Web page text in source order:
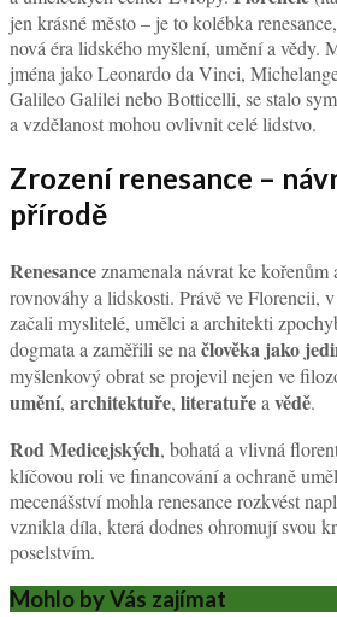
jen krásné město – je to kolébka
nová éra lidského myšlení, umění a vědy.
jména jako Leonardo da Vinci,
Galileo Galilei nebo Botticelli, se stalo
a vzdělanost mohou ovlivnit celé lidstvo.
Zrození renesance –
přírodě
Renesance znamenala návrat ke
rovnováhy a lidskosti. Právě ve Florencii,
začali myslitelé, umělci a architekti
dogmata a zaměřili se na člověka jako
myšlenkový obrat se projevil nejen ve
umění, architektuře, literatuřea vědě.
Rod Medicejských, bohatá a vlivná
klíčovou roli ve financování a ochraně
mecenášství mohla renesance rozkvést
vznikla díla, která dodnes ohromují svou
poselstvím.
Mohlo by Vás zajímat